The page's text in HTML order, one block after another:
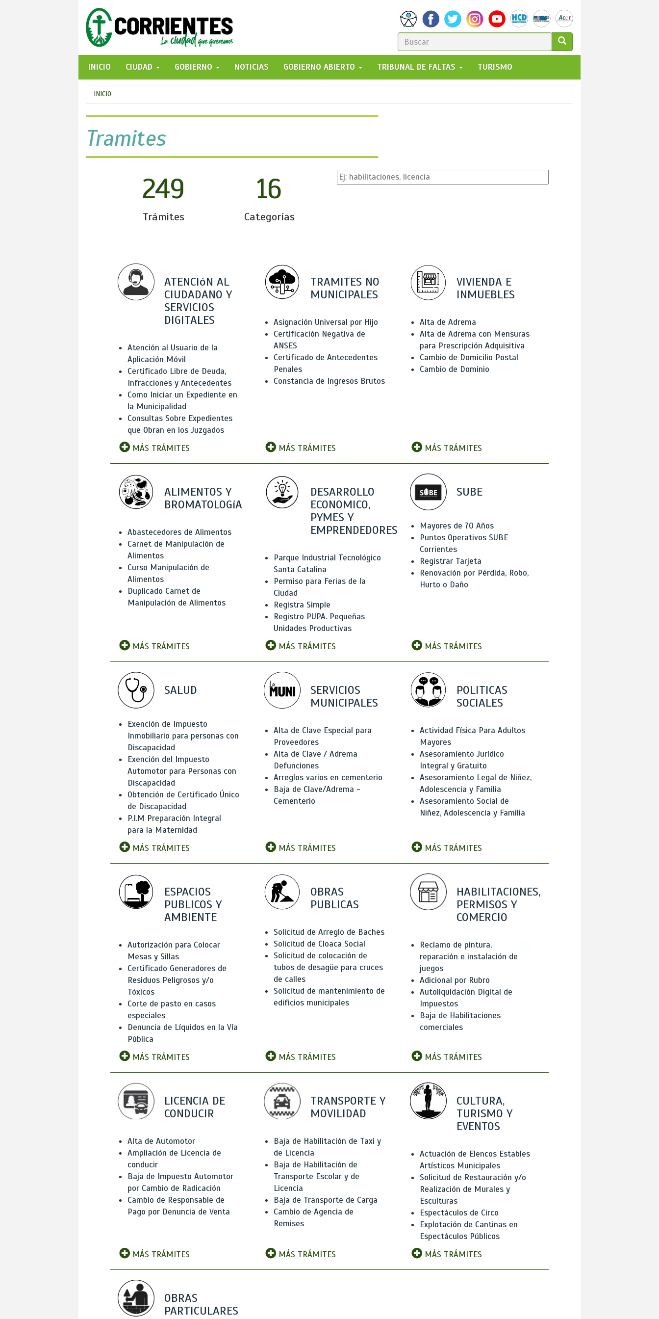
FORMULARIO
DE
BÚSQUEDA
GO!
INICIO
CIUDAD GOBIERNO NOTICIAS GOBIERNO ABIERTO TRIBUNAL DE FALTAS TURISMO
Se
encuentra
usted
aquí
INICIO
Tramites
249
Trámites
16
Categorías
ATENCIóN AL
CIUDADANO Y
SERVICIOS
DIGITALES
Atención al Usuario de la
Aplicación Móvil
Certificado Libre de Deuda,
Infracciones y Antecedentes
Como Iniciar un Expediente en
la Municipalidad
Consultas Sobre Expedientes
que Obran en los Juzgados
MÁS TRÁMITES
TRAMITES NO
MUNICIPALES
Asignación Universal por Hijo
Certificación Negativa de
ANSES
Certificado de Antecedentes
Penales
Constancia de Ingresos Brutos
MÁS TRÁMITES
VIVIENDA E
INMUEBLES
Alta de Adrema
Alta de Adrema con Mensuras
para Prescripción Adquisitiva
Cambio de Domicilio Postal
Cambio de Dominio
MÁS TRÁMITES
ALIMENTOS Y
BROMATOLOGíA
Abastecedores de Alimentos
Carnet de Manipulación de
Alimentos
Curso Manipulación de
Alimentos
Duplicado Carnet de
Manipulación de Alimentos
MÁS TRÁMITES
DESARROLLO
ECONOMICO,
PYMES Y
EMPRENDEDORES
Parque Industrial Tecnológico
Santa Catalina
Permiso para Ferias de la
Ciudad
Registra Simple
Registro PUPA. Pequeñas
Unidades Productivas
MÁS TRÁMITES
SUBE
Mayores de 70 Años
Puntos Operativos SUBE
Corrientes
Registrar Tarjeta
Renovación por Pérdida, Robo,
Hurto o Daño
MÁS TRÁMITES
SALUD
Exención de Impuesto
Inmobiliario para personas con
Discapacidad
Exención del Impuesto
Automotor para Personas con
Discapacidad
Obtención de Certificado Único
de Discapacidad
P.I.M Preparación Integral
para la Maternidad
MÁS TRÁMITES
SERVICIOS
MUNICIPALES
Alta de Clave Especial para
Proveedores
Alta de Clave / Adrema
Defunciones
Arreglos varios en cementerio
Baja de Clave/Adrema -
Cementerio
MÁS TRÁMITES
POLITICAS
SOCIALES
Actividad Física Para Adultos
Mayores
Asesoramiento Jurídico
Integral y Gratuito
Asesoramiento Legal de Niñez,
Adolescencia y Familia
Asesoramiento Social de
Niñez, Adolescencia y Familia
MÁS TRÁMITES
ESPACIOS
PUBLICOS Y
AMBIENTE
Autorización para Colocar
Mesas y Sillas
Certificado Generadores de
Residuos Peligrosos y/o
Tóxicos
Corte de pasto en casos
especiales
Denuncia de Líquidos en la Vía
Pública
MÁS TRÁMITES
OBRAS
PUBLICAS
Solicitud de Arreglo de Baches
Solicitud de Cloaca Social
Solicitud de colocación de
tubos de desagüe para cruces
de calles
Solicitud de mantenimiento de
edificios municipales
MÁS TRÁMITES
HABILITACIONES,
PERMISOS Y
COMERCIO
Reclamo de pintura,
reparación e instalación de
juegos
Adicional por Rubro
Autoliquidación Digital de
Impuestos
Baja de Habilitaciones
comerciales
MÁS TRÁMITES
LICENCIA DE
CONDUCIR
Alta de Automotor
Ampliación de Licencia de
conducir
Baja de Impuesto Automotor
por Cambio de Radicación
Cambio de Responsable de
Pago por Denuncia de Venta
MÁS TRÁMITES
TRANSPORTE Y
MOVILIDAD
Baja de Habilitación de Taxi y
de Licencia
Baja de Habilitación de
Transporte Escolar y de
Licencia
Baja de Transporte de Carga
Cambio de Agencia de
Remises
MÁS TRÁMITES
CULTURA,
TURISMO Y
EVENTOS
Actuación de Elencos Estables
Artísticos Municipales
Solicitud de Restauración y/o
Realización de Murales y
Esculturas
Espectáculos de Circo
Explotación de Cantinas en
Espectáculos Públicos
MÁS TRÁMITES
OBRAS
PARTICULARES